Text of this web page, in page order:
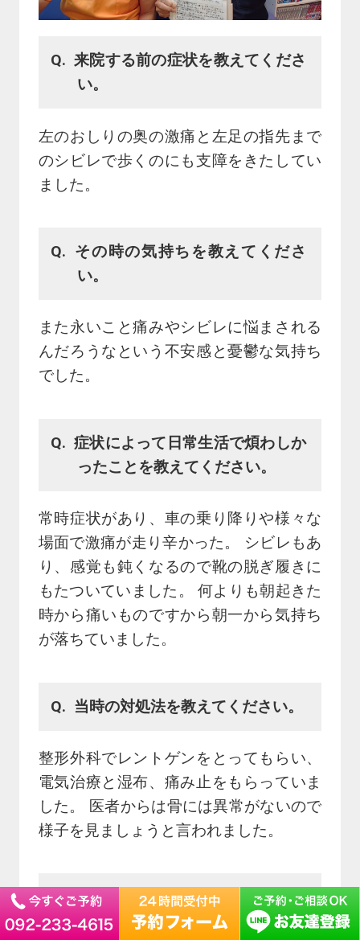
来院する前の症状を教えてくださ
い。
左のおしりの奥の激痛と左足の指先まで
のシビレで歩くのにも支障をきたしてい
ました。
その時の気持ちを教えてくださ
い。
また永いこと痛みやシビレに悩まされる
んだろうなという不安感と憂鬱な気持ち
でした。
症状によって日常生活で煩わしか
ったことを教えてください。
常時症状があり、車の乗り降りや様々な
場面で激痛が走り辛かった。 シビレもあ
り、感覚も鈍くなるので靴の脱ぎ履きに
もたついていました。 何よりも朝起きた
時から痛いものですから朝一から気持ち
が落ちていました。
当時の対処法を教えてください。
整形外科でレントゲンをとってもらい、
電気治療と湿布、痛み止をもらっていま
した。 医者からは骨には異常がないので
様子を見ましょうと言われました。
その対処法での変化を教えてくだ
さい。